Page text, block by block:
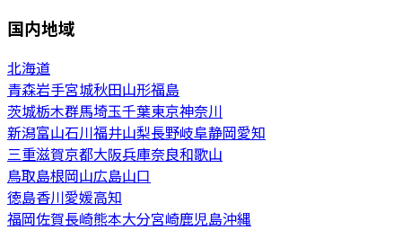
国内地域
北海道
青森岩手宮城秋田山形福島
茨城栃木群馬埼玉千葉東京神奈川
新潟富山石川福井山梨長野岐阜静岡愛知
三重滋賀京都大阪兵庫奈良和歌山
鳥取島根岡山広島山口
徳島香川愛媛高知
福岡佐賀長崎熊本大分宮崎鹿児島沖縄